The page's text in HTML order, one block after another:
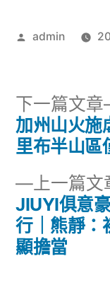
作
admin
文
導
覽
上一篇文
JIUYI俱意
行｜熊靜：
顯擔當
下一篇文章
加州山火施
里布半山區